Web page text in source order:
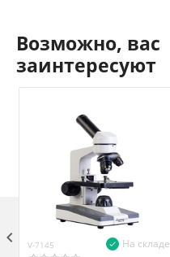
Возможно, вас
заинтересуют
V-7145 На складе
